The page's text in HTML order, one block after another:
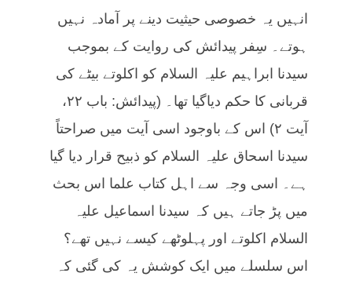
انہیں یہ خصوصی حیثیت دینے پر آمادہ نہیں
ہوتے۔ سِفر پیدائش کی روایت کے بموجب
سیدنا ابراہیم علیہ السلام کو اکلوتے بیٹے کی
قربانی کا حکم دیاگیا تھا۔ (پیدائش: باب ۲۲،
آیت ۲) اس کے باوجود اسی آیت میں صراحتاً
سیدنا اسحاق علیہ السلام کو ذبیح قرار دیا گیا
ہے۔ اسی وجہ سے اہل کتاب علما اس بحث
میں پڑ جاتے ہیں کہ سیدنا اسماعیل علیہ
السلام اکلوتے اور پہلوٹھے کیسے نہیں تھے؟
اس سلسلے میں ایک کوشش یہ کی گئی کہ